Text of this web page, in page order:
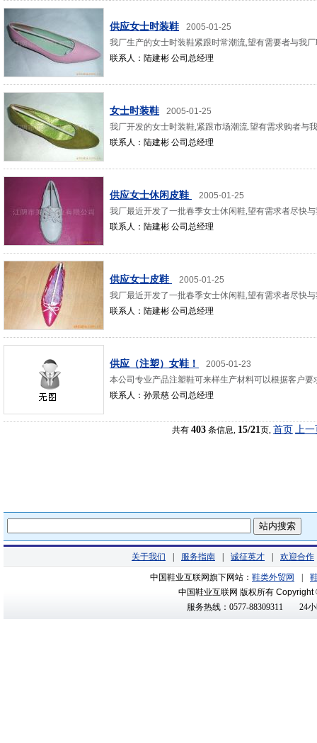
供应女士时装鞋
2005-01-25
我厂生产的女士时装鞋紧跟时常潮流,望有需要者与我
联系人：陆建彬 公司总经理
女士时装鞋
2005-01-25
我厂开发的女士时装鞋,紧跟市场潮流.望有需求购者与
联系人：陆建彬 公司总经理
供应女士休闲皮鞋
2005-01-25
我厂最近开发了一批春季女士休闲鞋,望有需求者尽快
联系人：陆建彬 公司总经理
供应女士皮鞋
2005-01-25
我厂最近开发了一批春季女士休闲鞋,望有需求者尽快
联系人：陆建彬 公司总经理
供应（注塑）女鞋！
2005-01-23
本公司专业产品注塑鞋可来样生产材料可以根据客户
联系人：孙景慈 公司总经理
共有 403 条信息, 15/21页, 首页 上一
关于我们 服务指南 诚征英才 欢迎合作
中国鞋业互联网旗下网站： 鞋类外贸网
中国鞋业互联网 版权所有 Copyright
服务热线：0577-88309311
24